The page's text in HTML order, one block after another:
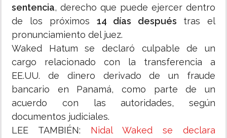
sentencia, derecho que puede ejercer dentro
de los próximos 14 días después tras el
pronunciamiento del juez.
Waked Hatum se declaró culpable de un
cargo relacionado con la transferencia a
EE.UU. de dinero derivado de un fraude
bancario en Panamá, como parte de un
acuerdo con las autoridades, según
documentos judiciales.
LEE TAMBIÉN: Nidal Waked se declara